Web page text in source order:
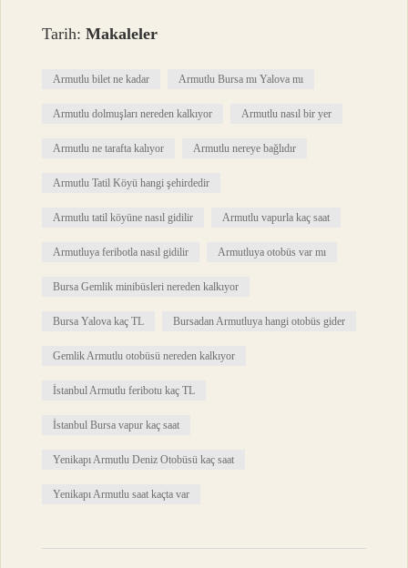
Tarih:Makaleler
Armutlu bilet ne kadar Armutlu Bursa mı Yalova mı
Armutlu dolmuşları nereden kalkıyor Armutlu nasıl bir yer
Armutlu ne tarafta kalıyor Armutlu nereye bağlıdır
Armutlu Tatil Köyü hangi şehirdedir
Armutlu tatil köyüne nasıl gidilir Armutlu vapurla kaç saat
Armutluya feribotla nasıl gidilir Armutluya otobüs var mı
Bursa Gemlik minibüsleri nereden kalkıyor
Bursa Yalova kaç TL Bursadan Armutluya hangi otobüs gider
Gemlik Armutlu otobüsü nereden kalkıyor
İstanbul Armutlu feribotu kaç TL
İstanbul Bursa vapur kaç saat
Yenikapı Armutlu Deniz Otobüsü kaç saat
Yenikapı Armutlu saat kaçta var